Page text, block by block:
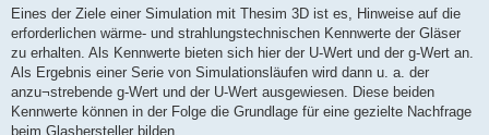
Eines der Ziele einer Simulation mit Thesim 3D ist es, Hinweise auf die
erforderlichen wärme- und strahlungstechnischen Kennwerte der Gläser
zu erhalten. Als Kennwerte bieten sich hier der U-Wert und der g-Wert an.
Als Ergebnis einer Serie von Simulationsläufen wird dann u. a. der
anzu¬strebende g-Wert und der U-Wert ausgewiesen. Diese beiden
Kennwerte können in der Folge die Grundlage für eine gezielte Nachfrage
beim Glashersteller bilden.